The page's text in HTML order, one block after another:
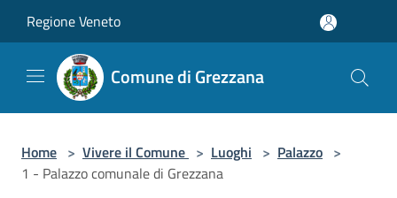
Regione Veneto
Comune di Grezzana
Home > Vivere il Comune > Luoghi > Palazzo >
1 - Palazzo comunale di Grezzana